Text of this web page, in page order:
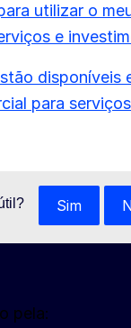
utilizar o
e
disponíveis
para
Sim
pela: